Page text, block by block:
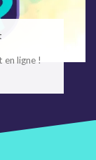
ligne !